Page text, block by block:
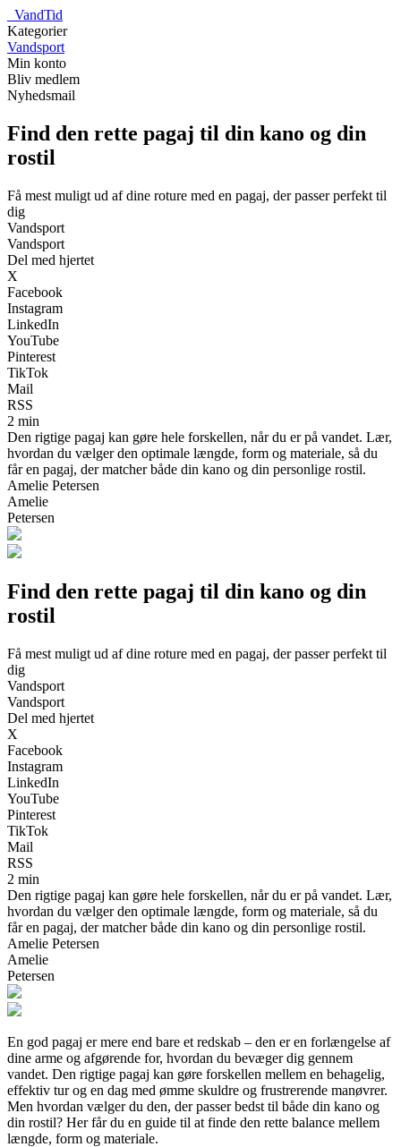
VandTid
Kategorier
Vandsport
Min konto
Bliv medlem
Nyhedsmail
Find den rette pagaj til din kano og din
rostil
Få mest muligt ud af dine roture med en pagaj, der passer perfekt til
dig
Vandsport
Vandsport
Del med hjertet
X
Facebook
Instagram
LinkedIn
YouTube
Pinterest
TikTok
Mail
RSS
2 min
Den rigtige pagaj kan gøre hele forskellen, når du er på vandet. Lær,
hvordan du vælger den optimale længde, form og materiale, så du
får en pagaj, der matcher både din kano og din personlige rostil.
Amelie Petersen
Amelie
Petersen
Find den rette pagaj til din kano og din
rostil
Få mest muligt ud af dine roture med en pagaj, der passer perfekt til
dig
Vandsport
Vandsport
Del med hjertet
X
Facebook
Instagram
LinkedIn
YouTube
Pinterest
TikTok
Mail
RSS
2 min
Den rigtige pagaj kan gøre hele forskellen, når du er på vandet. Lær,
hvordan du vælger den optimale længde, form og materiale, så du
får en pagaj, der matcher både din kano og din personlige rostil.
Amelie Petersen
Amelie
Petersen
En god pagaj er mere end bare et redskab – den er en forlængelse af
dine arme og afgørende for, hvordan du bevæger dig gennem
vandet. Den rigtige pagaj kan gøre forskellen mellem en behagelig,
effektiv tur og en dag med ømme skuldre og frustrerende manøvrer.
Men hvordan vælger du den, der passer bedst til både din kano og
din rostil? Her får du en guide til at finde den rette balance mellem
længde, form og materiale.